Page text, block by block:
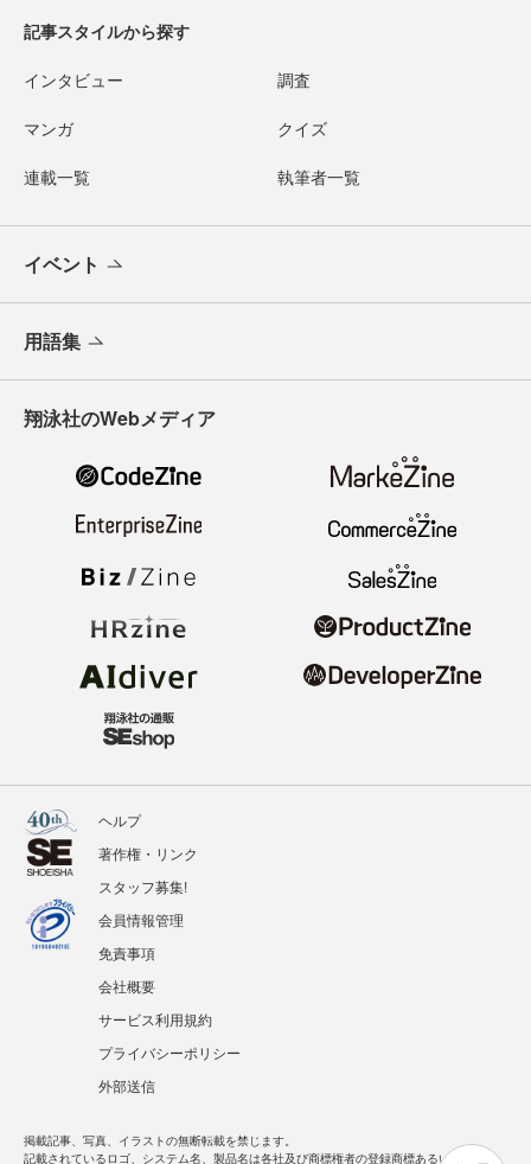
記事スタイルから探す
インタビュー 調査
マンガ クイズ
連載一覧 執筆者一覧
イベント
用語集
翔泳社のWebメディア
ヘルプ
著作権・リンク
スタッフ募集!
会員情報管理
免責事項
会社概要
サービス利用規約
プライバシーポリシー
外部送信
掲載記事、写真、イラストの無断転載を禁じます。
記載されているロゴ、システム名、製品名は各社及び商標権者の登録商標あるいは商標で